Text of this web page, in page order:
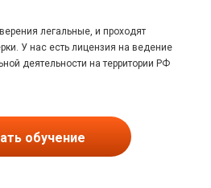
легальные, и проходят
У нас есть лицензия на ведение
деятельности на территории РФ
обучение